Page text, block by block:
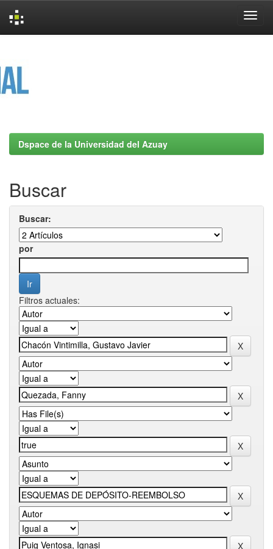
Dspace de la Universidad del Azuay
Buscar
Buscar:
por
Filtros actuales: